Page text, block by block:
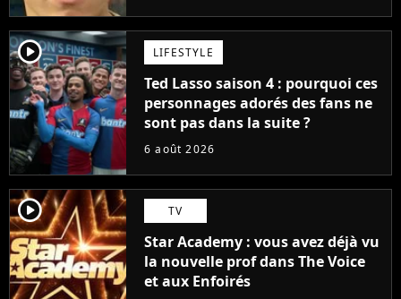
player2 LIFESTYLE
Ted Lasso saison 4 : pourquoi ces
personnages adorés des fans ne
sont pas dans la suite ?
6 août 2026
player2 TV
Star Academy : vous avez déjà vu
la nouvelle prof dans The Voice
et aux Enfoirés